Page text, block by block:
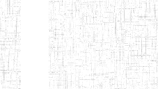
Arrondissement